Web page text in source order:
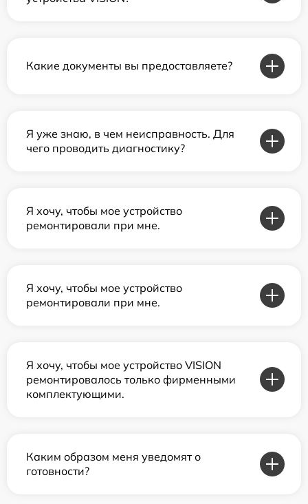
Какие документы вы предоставляете?
Я уже знаю, в чем неисправность. Для
чего проводить диагностику?
Я хочу, чтобы мое устройство
ремонтировали при мне.
Я хочу, чтобы мое устройство
ремонтировали при мне.
Я хочу, чтобы мое устройство VISION
ремонтировалось только фирменными
комплектующими.
Каким образом меня уведомят о
готовности?